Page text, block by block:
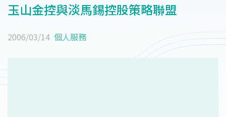
玉山金控與淡馬錫控股策略聯盟
2006/03/14 個人服務